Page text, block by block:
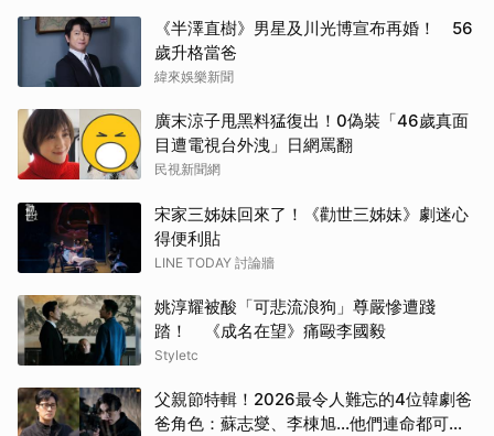
蘇志
楊洋
《半澤直樹》男星及川光博宣布再婚！ 56
歲升格當爸
緯來娛樂新聞
廣末涼子甩黑料猛復出！0偽裝「46歲真面
目遭電視台外洩」日網罵翻
民視新聞網
宋家三姊妹回來了！《勸世三姊妹》劇迷心
得便利貼
LINE TODAY 討論牆
姚淳耀被酸「可悲流浪狗」尊嚴慘遭踐
踏！ 《成名在望》痛毆李國毅
Styletc
父親節特輯！2026最令人難忘的4位韓劇爸
爸角色：蘇志燮、李棟旭...他們連命都可以